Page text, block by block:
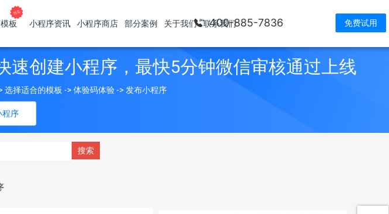
400-885-7836 免费试用
板 小程序资讯 小程序商店 部分案例 关于我们 联系我们
创建小程序，最快5分钟微信审核通过上线
程序
选择适合的模板 -> 体验码体验 -> 发布小程序